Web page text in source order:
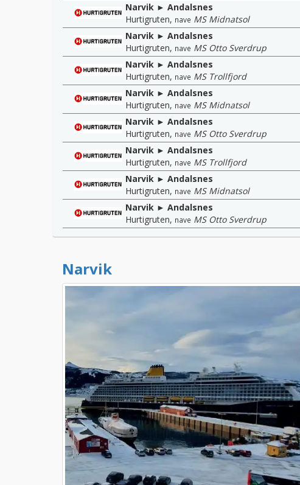
Narvik ► Andalsnes
Hurtigruten, nave MS Midnatsol
Narvik ► Andalsnes
Hurtigruten, nave MS Otto Sverdrup
Narvik ► Andalsnes
Hurtigruten, nave MS Trollfjord
Narvik ► Andalsnes
Hurtigruten, nave MS Midnatsol
Narvik ► Andalsnes
Hurtigruten, nave MS Otto Sverdrup
Narvik ► Andalsnes
Hurtigruten, nave MS Trollfjord
Narvik ► Andalsnes
Hurtigruten, nave MS Midnatsol
Narvik ► Andalsnes
Hurtigruten, nave MS Otto Sverdrup
Narvik